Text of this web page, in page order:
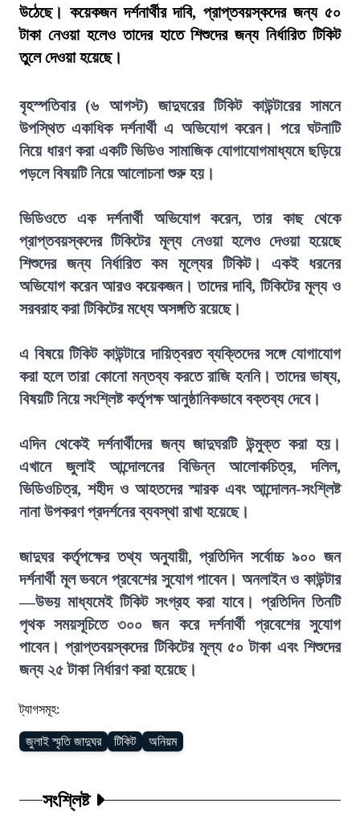
উঠেছে। কয়েকজন দর্শনার্থীর দাবি, প্রাপ্তবয়স্কদের জন্য ৫০
টাকা নেওয়া হলেও তাদের হাতে শিশুদের জন্য নির্ধারিত টিকিট
তুলে দেওয়া হয়েছে।
বৃহস্পতিবার (৬ আগস্ট) জাদুঘরের টিকিট কাউন্টারের সামনে
উপস্থিত একাধিক দর্শনার্থী এ অভিযোগ করেন। পরে ঘটনাটি
নিয়ে ধারণ করা একটি ভিডিও সামাজিক যোগাযোগমাধ্যমে ছড়িয়ে
পড়লে বিষয়টি নিয়ে আলোচনা শুরু হয়।
ভিডিওতে এক দর্শনার্থী অভিযোগ করেন, তার কাছ থেকে
প্রাপ্তবয়স্কদের টিকিটের মূল্য নেওয়া হলেও দেওয়া হয়েছে
শিশুদের জন্য নির্ধারিত কম মূল্যের টিকিট। একই ধরনের
অভিযোগ করেন আরও কয়েকজন। তাদের দাবি, টিকিটের মূল্য ও
সরবরাহ করা টিকিটের মধ্যে অসঙ্গতি রয়েছে।
এ বিষয়ে টিকিট কাউন্টারে দায়িত্বরত ব্যক্তিদের সঙ্গে যোগাযোগ
করা হলে তারা কোনো মন্তব্য করতে রাজি হননি। তাদের ভাষ্য,
বিষয়টি নিয়ে সংশ্লিষ্ট কর্তৃপক্ষ আনুষ্ঠানিকভাবে বক্তব্য দেবে।
এদিন থেকেই দর্শনার্থীদের জন্য জাদুঘরটি উন্মুক্ত করা হয়।
এখানে জুলাই আন্দোলনের বিভিন্ন আলোকচিত্র, দলিল,
ভিডিওচিত্র, শহীদ ও আহতদের স্মারক এবং আন্দোলন-সংশ্লিষ্ট
নানা উপকরণ প্রদর্শনের ব্যবস্থা রাখা হয়েছে।
জাদুঘর কর্তৃপক্ষের তথ্য অনুযায়ী, প্রতিদিন সর্বোচ্চ ৯০০ জন
দর্শনার্থী মূল ভবনে প্রবেশের সুযোগ পাবেন। অনলাইন ও কাউন্টার
—উভয় মাধ্যমেই টিকিট সংগ্রহ করা যাবে। প্রতিদিন তিনটি
পৃথক সময়সূচিতে ৩০০ জন করে দর্শনার্থী প্রবেশের সুযোগ
পাবেন। প্রাপ্তবয়স্কদের টিকিটের মূল্য ৫০ টাকা এবং শিশুদের
জন্য ২৫ টাকা নির্ধারণ করা হয়েছে।
ট্যাগসমূহ:
জুলাই স্মৃতি জাদুঘর টিকিট অনিয়ম
সংশ্লিষ্ট